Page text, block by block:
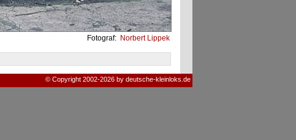
Fotograf: Norbert Lippek
© Copyright 2002-2026 by deutsche-kleinloks.de